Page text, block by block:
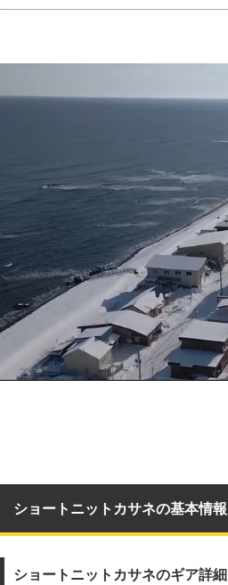
ショートニットカサネの基本情報
ショートニットカサネのギア詳細